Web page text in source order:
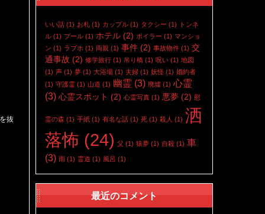
抜
いい話 (1) お札 (1) カップル (1) タクシー (1)
トンネ
ル (1) プール (1) ホテル (2) ボイラー (1) マンショ
ン (1) ラブホ (1) 両親 (1) 事件 (2) 事故物件 (1) 交
通事故 (2) 修学旅行 (1) 吊り橋 (1) 呪い (1) 地図
(1) 声 (1) 夢 (1) 大浴場 (1) 夫婦 (1) 妖怪 (1) 婚約者
(1) 守護霊 (1) 山道 (1) 幽霊 (3) 廃墟 (1) 心霊
(3) 心霊スポット (2) 心霊写真 (1) 悪夢 (2) 慰
霊の森 (1) 手紙 (1) 有名な話 (1) 死 (1) 殺人 (1) 洒
落怖 (24) 父 (1) 猿夢 (1) 自殺 (1) 車
(3) 雨 (1) 霊道 (1) 風呂 (1)
最近のコメント